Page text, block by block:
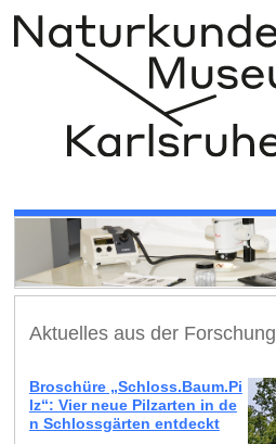
Aktuelles aus der Forschung
Broschüre „Schloss.Baum.Pi
lz“: Vier neue Pilzarten in de
n Schlossgärten entdeckt